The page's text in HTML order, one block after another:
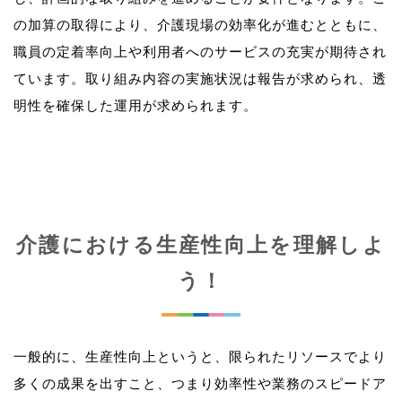
の加算の取得により、介護現場の効率化が進むとともに、
職員の定着率向上や利用者へのサービスの充実が期待され
ています。取り組み内容の実施状況は報告が求められ、透
介護における生産性向上を理解しよ
う！
一般的に、生産性向上というと、限られたリソースでより
多くの成果を出すこと、つまり効率性や業務のスピードア